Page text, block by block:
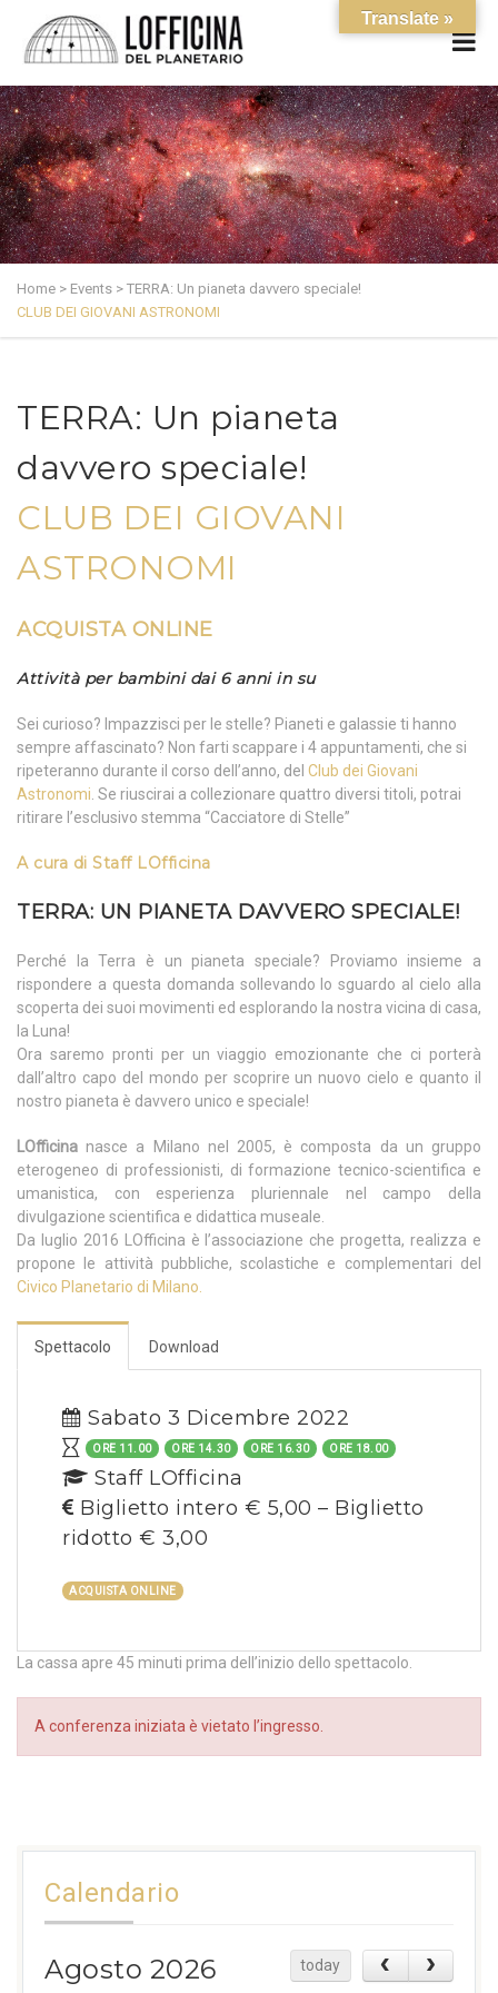
Home > Events > TERRA: Un pianeta davvero speciale!
CLUB DEI GIOVANI ASTRONOMI
TERRA: Un pianeta
davvero speciale!
CLUB DEI GIOVANI
ASTRONOMI
ACQUISTA ONLINE
Attività per bambini dai 6 anni in su
Sei curioso? Impazzisci per le stelle? Pianeti e galassie ti hanno
sempre affascinato? Non farti scappare i 4 appuntamenti, che si
ripeteranno durante il corso dell’anno, del Club dei Giovani
Astronomi . Se riuscirai a collezionare quattro diversi titoli, potrai
ritirare l’esclusivo stemma “Cacciatore di Stelle”
A cura di Staff LOfficina
TERRA: UN PIANETA DAVVERO SPECIALE!
Perché la Terra è un pianeta speciale? Proviamo insieme a
rispondere a questa domanda sollevando lo sguardo al cielo alla
scoperta dei suoi movimenti ed esplorando la nostra vicina di casa,
la Luna!
Ora saremo pronti per un viaggio emozionante che ci porterà
dall’altro capo del mondo per scoprire un nuovo cielo e quanto il
nostro pianeta è davvero unico e speciale!
LOfficina nasce a Milano nel 2005, è composta da un gruppo
eterogeneo di professionisti, di formazione tecnico-scientifica e
umanistica, con esperienza pluriennale nel campo della
divulgazione scientifica e didattica museale.
Da luglio 2016 LOfficina è l’associazione che progetta, realizza e
propone le attività pubbliche, scolastiche e complementari del
Civico Planetario di Milano.
Spettacolo Download
Sabato 3 Dicembre 2022
ORE 11.00 ORE 14.30 ORE 16.30 ORE 18.00
Staff LOfficina
Biglietto intero € 5,00 – Biglietto
ridotto € 3,00
ACQUISTA ONLINE
La cassa apre 45 minuti prima dell’inizio dello spettacolo.
A conferenza iniziata è vietato l’ingresso.
Calendario
Agosto 2026 today
Translate »